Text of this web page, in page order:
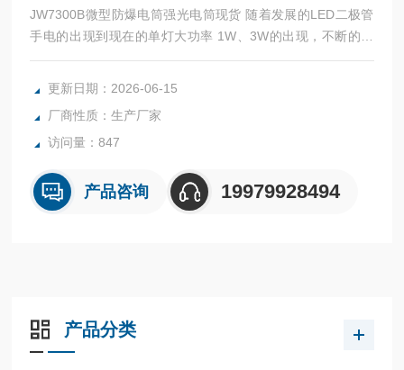
JW7300B微型防爆电筒强光电筒现货 随着发展的LED二极管
手电的出现到现在的单灯大功率 1W、3W的出现，不断的丰
富大家的手电选择。尤其是航空铝合金的金属手电的出现让很
多买家心动。
更新日期：2026-06-15
厂商性质：生产厂家
访问量：847
产品咨询 19979928494
产品分类